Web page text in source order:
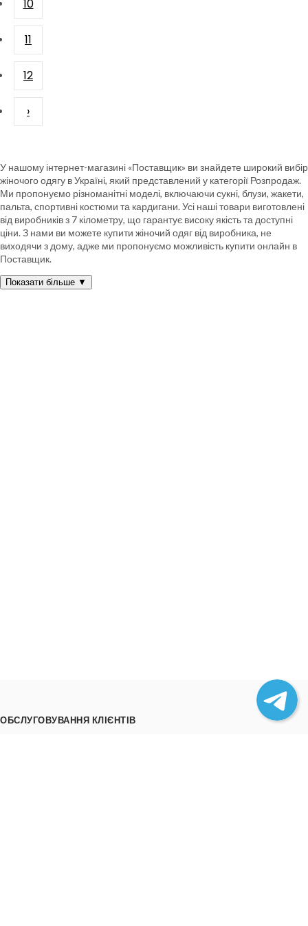
10
11
12
›
У нашому інтернет-магазині «Поставщик» ви знайдете широкий вибір
жіночого одягу в Україні, який представлений у категорії Розпродаж.
Ми пропонуємо різноманітні моделі, включаючи сукні, блузи, жакети,
пальта, спортивні костюми та кардигани. Усі наші товари виготовлені
від виробників з 7 кілометру, що гарантує високу якість та доступні
ціни. З нами ви можете купити жіночий одяг від виробника, не
виходячи з дому, адже ми пропонуємо можливість купити онлайн в
Поставщик.
Показати більше ▼
ОБСЛУГОВУВАННЯ КЛІЄНТІВ